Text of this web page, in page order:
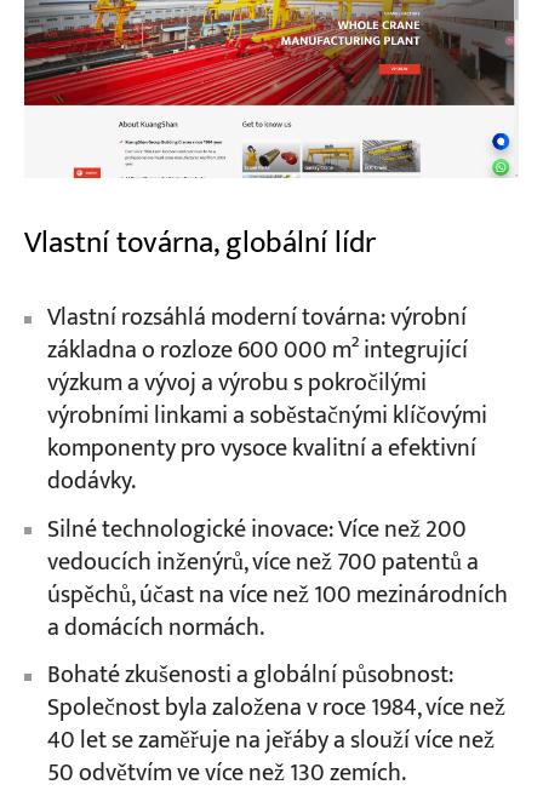
Vlastní továrna, globální lídr
Vlastní rozsáhlá moderní továrna: výrobní
základna o rozloze 600 000 m² integrující
výzkum a vývoj a výrobu s pokročilými
výrobními linkami a soběstačnými klíčovými
komponenty pro vysoce kvalitní a efektivní
dodávky.
Silné technologické inovace: Více než 200
vedoucích inženýrů, více než 700 patentů a
úspěchů, účast na více než 100 mezinárodních
a domácích normách.
Bohaté zkušenosti a globální působnost:
Společnost byla založena v roce 1984, více než
40 let se zaměřuje na jeřáby a slouží více než
50 odvětvím ve více než 130 zemích.